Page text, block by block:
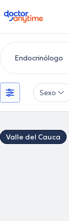
doctoranytime
Sexo
Valle del Cauca